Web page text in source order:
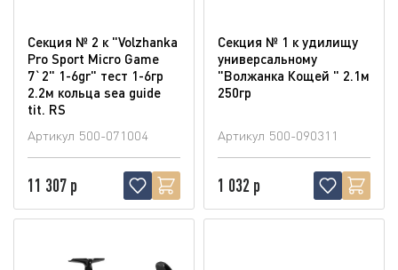
Секция № 2 к "Volzhanka
Pro Sport Micro Game
7`2" 1-6gr" тест 1-6гр
2.2м кольца sea guide
tit. RS
Артикул 500-071004
11 307 р
Секция № 1 к удилищу
универсальному
"Волжанка Кощей " 2.1м
250гр
Артикул 500-090311
1 032 р